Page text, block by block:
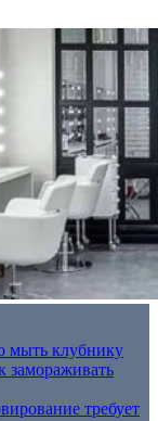
мыть клубнику
замораживать
требует